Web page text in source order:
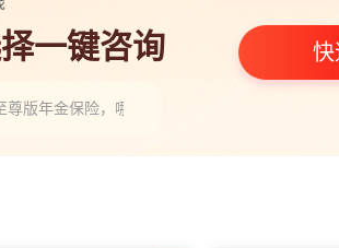
一键咨询
版年金保险，哪位老师能说一下”
快